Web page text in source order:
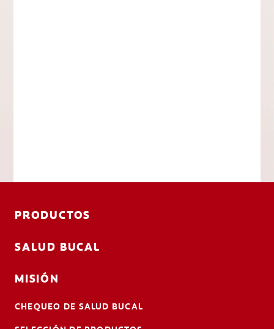
PRODUCTOS
SALUD BUCAL
MISIÓN
CHEQUEO DE SALUD BUCAL